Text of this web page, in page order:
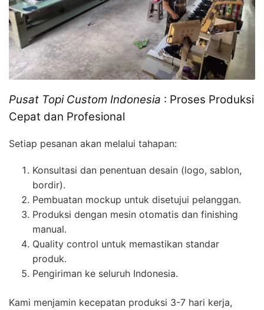
Pusat Topi Custom Indonesia : Proses Produksi
Cepat dan Profesional
Setiap pesanan akan melalui tahapan:
Konsultasi dan penentuan desain (logo, sablon,
bordir).
Pembuatan mockup untuk disetujui pelanggan.
Produksi dengan mesin otomatis dan finishing
manual.
Quality control untuk memastikan standar
produk.
Pengiriman ke seluruh Indonesia.
Kami menjamin kecepatan produksi 3-7 hari kerja,